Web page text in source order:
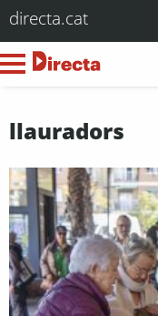
directa.cat
llauradors